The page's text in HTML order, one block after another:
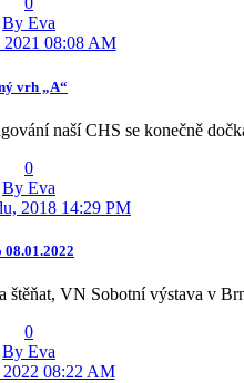
By Eva
2021 08:08 AM
vrh „A“
naší CHS se konečně
0
By Eva
2018 14:29 PM
08.01.2022
VN Sobotní výstava v
0
By Eva
2022 08:22 AM